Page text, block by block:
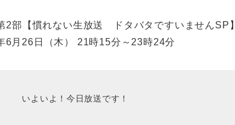
部【慣れない生放送 ドタバタですいませんSP】
6月26日（木） 21時15分～23時24分
いよいよ！今日放送です！